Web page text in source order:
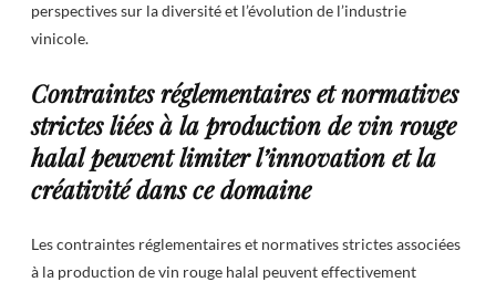
perspectives sur la diversité et l’évolution de l’industrie
vinicole.
Contraintes réglementaires et normatives
strictes liées à la production de vin rouge
halal peuvent limiter l’innovation et la
créativité dans ce domaine
Les contraintes réglementaires et normatives strictes associées
à la production de vin rouge halal peuvent effectivement